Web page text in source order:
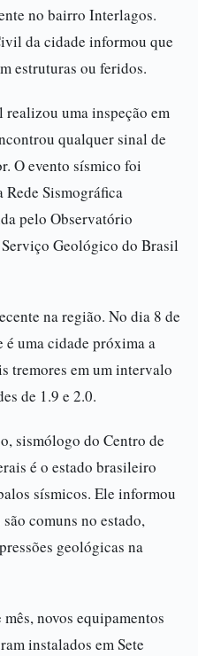
no bairro Interlagos.
da cidade informou que
estruturas ou feridos.
uma inspeção em
qualquer sinal de
O evento sísmico foi
Rede Sismográfica
pelo Observatório
Geológico do Brasil
na região. No dia 8 de
é uma cidade próxima a
tremores em um intervalo
de 1.9 e 2.0.
sismólogo do Centro de
é o estado brasileiro
sísmicos. Ele informou
comuns no estado,
geológicas na
novos equipamentos
instalados em Sete